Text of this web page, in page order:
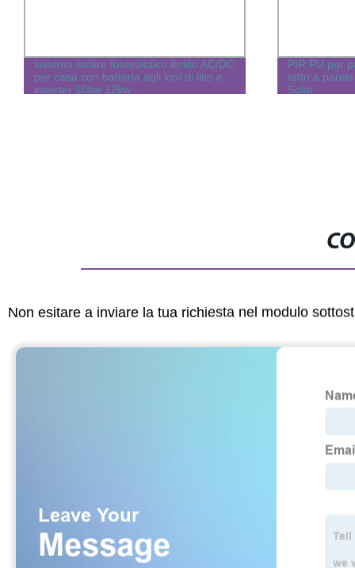
sistema solare fotovoltaico ibrido AC/DC
per casa con batteria agli ioni di litio e
inverter 10kw 12kw
PIR PU pur
tetto a
Solar
Non esitare a inviare la tua richiesta nel modulo